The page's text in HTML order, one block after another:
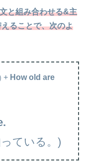
と組み合わせる&主
ることで、次のよ
+ How old are
ている。)